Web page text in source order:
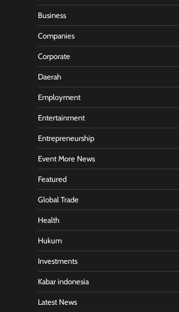
Business
Companies
Corporate
Daerah
Employment
Entertainment
Entrepreneurship
Event More News
Featured
Global Trade
Health
Hukum
Investments
Kabar indonesia
Latest News